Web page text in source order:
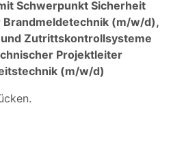
Schwerpunkt Sicherheit
(m/w/d),
Zutrittskontrollsysteme
Projektleiter
(m/w/d)